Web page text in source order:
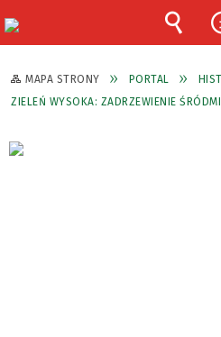
MAPA STRONY PORTAL
ZIELEŃ WYSOKA: ZADRZEWIENIE